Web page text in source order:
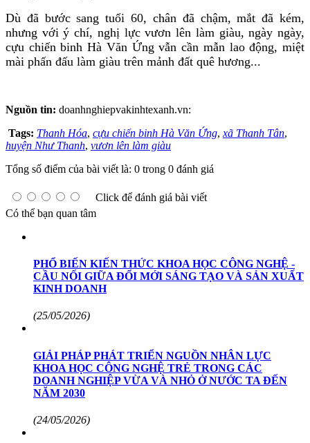
Dù đã bước sang tuổi 60, chân đã chậm, mắt đã kém,
nhưng với ý chí, nghị lực vươn lên làm giàu, ngày ngày,
cựu chiến binh Hà Văn Ứng vẫn cần mẫn lao động, miệt
mài phấn đấu làm giàu trên mảnh đất quê hương...
Nguồn tin: doanhnghiepvakinhtexanh.vn:
Tags: Thanh Hóa, cựu chiến binh Hà Văn Ứng, xã Thanh Tân,
huyện Như Thanh, vươn lên làm giàu
Tổng số điểm của bài viết là: 0 trong 0 đánh giá
Click để đánh giá bài viết
Có thể bạn quan tâm
PHỔ BIẾN KIẾN THỨC KHOA HỌC CÔNG NGHỆ -
CẦU NỐI GIỮA ĐỔI MỚI SÁNG TẠO VÀ SẢN XUẤT
KINH DOANH
(25/05/2026)
GIẢI PHÁP PHÁT TRIỂN NGUỒN NHÂN LỰC
KHOA HỌC CÔNG NGHỆ TRẺ TRONG CÁC
DOANH NGHIỆP VỪA VÀ NHỎ Ở NƯỚC TA ĐẾN
NĂM 2030
(24/05/2026)